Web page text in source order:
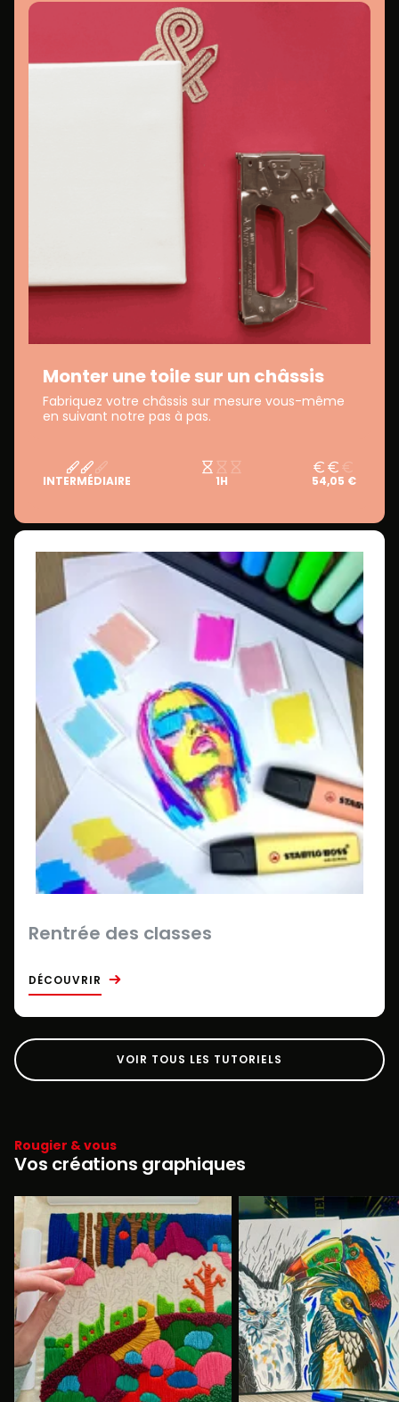
Monter une toile sur un châssis
Fabriquez votre châssis sur mesure vous-même
en suivant notre pas à pas.
INTERMÉDIAIRE 1H 54,05 €
Rentrée des classes
DÉCOUVRIR
VOIR TOUS LES TUTORIELS
Rougier & vous
Vos créations graphiques